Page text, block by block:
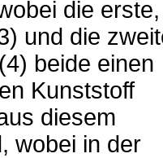
die erste,
und die
beide einen
Kunststoff
diesem
wobei in der